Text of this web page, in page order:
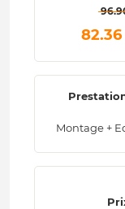
Montage +